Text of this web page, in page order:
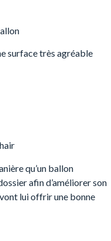
surface très agréable
qu’un ballon
afin d’améliorer son
lui offrir une bonne